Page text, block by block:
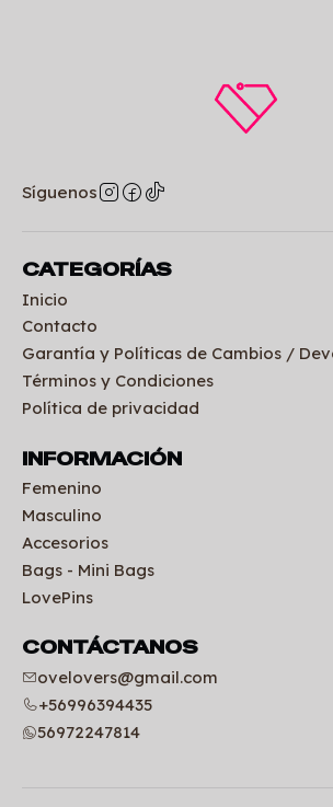
Síguenos
CATEGORÍAS
Inicio
Contacto
Garantía y Políticas de Cambios /
Términos y Condiciones
Política de privacidad
INFORMACIÓN
Femenino
Masculino
Accesorios
Bags - Mini Bags
LovePins
CONTÁCTANOS
ovelovers@gmail.com
+56996394435
56972247814